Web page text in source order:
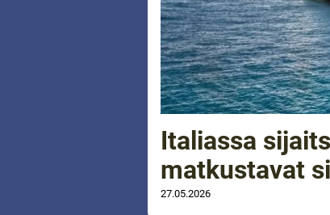
Italiassa
matkustavat
27.05.2026